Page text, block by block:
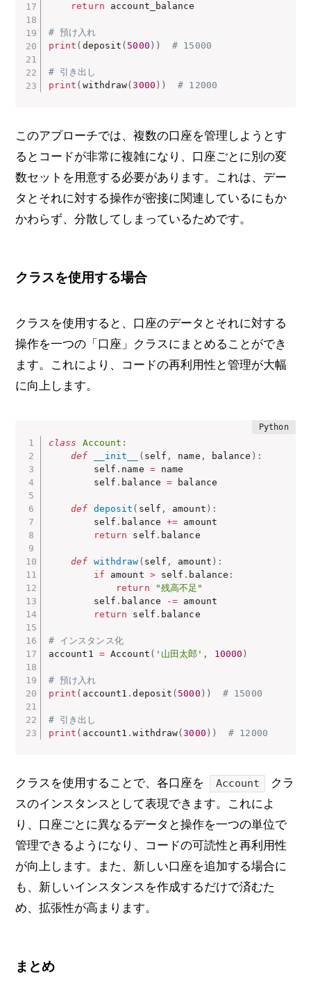
return account_balance
# 預け入れ
print ( deposit ( 5000 ) ) # 15000
# 引き出し
print ( withdraw(3000 ) ) # 12000
このアプローチでは、複数の口座を管理しようとす
るとコードが非常に複雑になり、口座ごとに別の変
数セットを用意する必要があります。これは、デー
タとそれに対する操作が密接に関連しているにもか
かわらず、分散してしまっているためです。
クラスを使用する場合
クラスを使用すると、口座のデータとそれに対する
操作を一つの「口座」クラスにまとめることができ
ます。これにより、コードの再利用性と管理が大幅
に向上します。
class Account :
def
__init__ ( self , name , balance ) :
        self
. name = name
        self
. balance = balance
def deposit ( self , amount ) :
        self
. balance += amount
return self . balance
def withdraw ( self , amount ) :
if amount > self . balance :
return
"残高不足"
        self
. balance -= amount
return self . balance
# インスタンス化
account1 = Account ( '山田太郎' , 10000 )
# 預け入れ
print ( account1 .deposit ( 5000 ) ) # 15000
# 引き出し
print ( account1 .withdraw(3000 ) ) # 12000
クラスを使用することで、各口座を Account
クラ
スのインスタンスとして表現できます。これによ
り、口座ごとに異なるデータと操作を一つの単位で
管理できるようになり、コードの可読性と再利用性
が向上します。また、新しい口座を追加する場合に
も、新しいインスタンスを作成するだけで済むた
め、拡張性が高まります。
まとめ